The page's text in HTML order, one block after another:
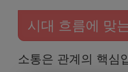
시대 흐름에 맞
소통은 관계의 핵심